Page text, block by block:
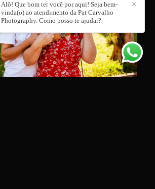
✕
Alô! Que bom ter você por aqui! Seja bem-
vinda(o) ao atendimento da Pat Carvalho
Photography. Como posso te ajudar?